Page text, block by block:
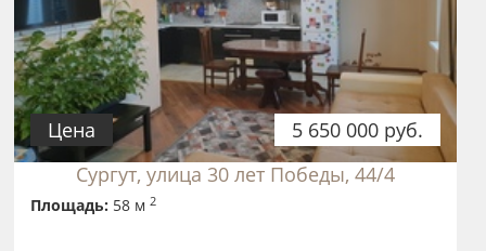
5 650 000 руб.
Цена
Сургут, улица 30 лет Победы, 44/4
Площадь: 58 м2